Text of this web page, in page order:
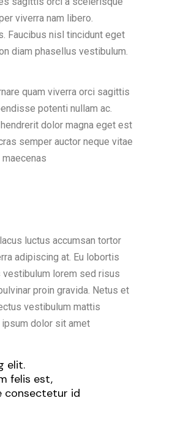
viverra nam libero.
Faucibus nisl tincidunt eget
diam phasellus vestibulum.
quam viverra orci sagittis
potenti nullam ac.
dolor magna eget est
semper auctor neque vitae
luctus accumsan tortor
adipiscing at. Eu lobortis
vestibulum lorem sed risus
proin gravida. Netus et
vestibulum mattis
dolor sit amet
elit.
felis est,
consectetur id